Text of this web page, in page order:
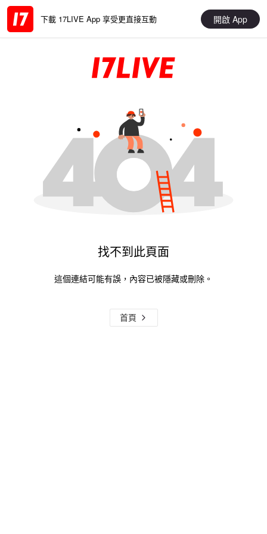
下載 17LIVE App 享受更直接互動 開啟 App
找不到此頁面
這個連結可能有誤，內容已被隱藏或刪除。
首頁